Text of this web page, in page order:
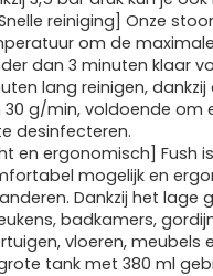
reiniging] Onze
om de
dan 3 minuten klaar
lang reinigen,
30 g/min, voldoende om
desinfecteren.
en ergonomisch] Fush
mogelijk en
Dankzij het lage
badkamers,
vloeren, meubels
tank met 380 ml